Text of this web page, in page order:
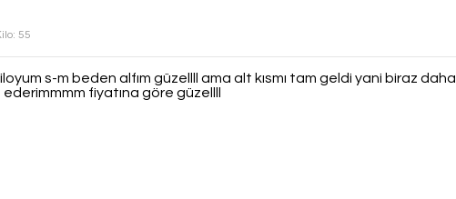
55
s-m beden alfım güzellll ama alt kısmı tam geldi yani biraz
fiyatına göre güzellll